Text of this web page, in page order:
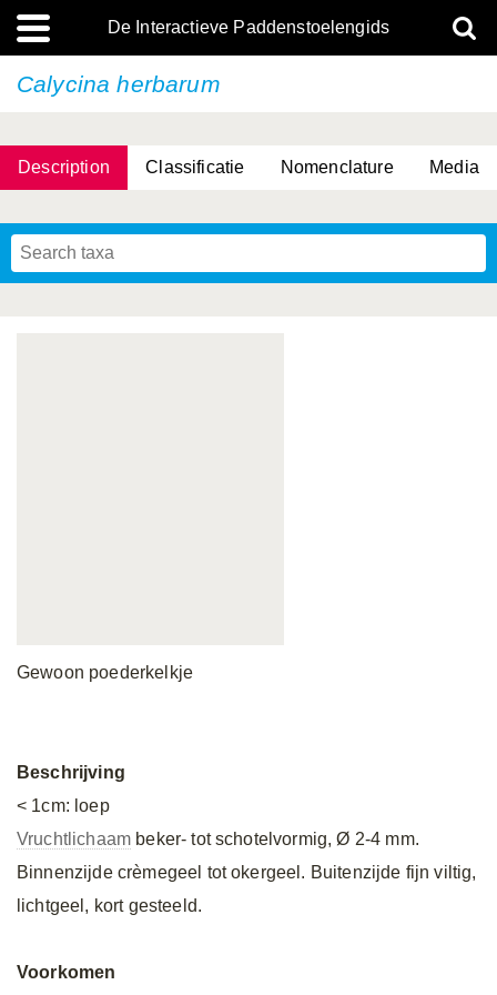
De Interactieve Paddenstoelengids
Calycina herbarum
Description Classificatie Nomenclature Media
Gewoon poederkelkje
Beschrijving
< 1cm: loep
Vruchtlichaam beker- tot schotelvormig, Ø 2-4 mm.
Binnenzijde crèmegeel tot okergeel. Buitenzijde fijn viltig,
lichtgeel, kort gesteeld.
Voorkomen